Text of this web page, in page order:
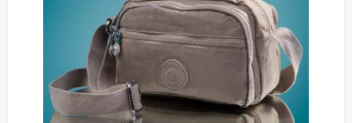
Добавляйте товары
в корзину
Оплачивайте сегодня только
25% картой любого банка